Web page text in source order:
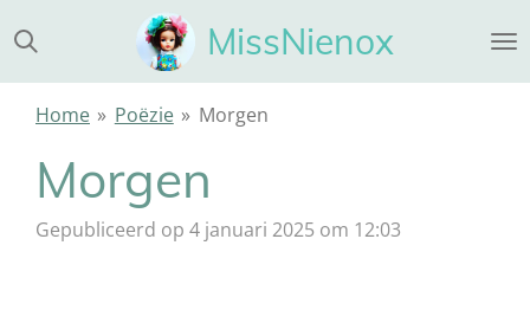
direct
naar
MissNienox
Home » Poëzie » Morgen
Morgen
Gepubliceerd op 4 januari 2025 om 12:03